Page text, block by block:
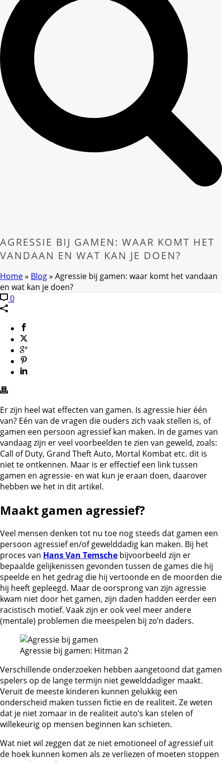
AGRESSIE BIJ GAMEN: WAAR KOMT HET
VANDAAN EN WAT KAN JE DOEN?
Home» Blog» Agressie bij gamen: waar komt het vandaan
en wat kan je doen?
0
Er zijn heel wat effecten van gamen. Is agressie hier één
van? Eén van de vragen die ouders zich vaak stellen is, of
gamen een persoon agressief kan maken. In de games van
vandaag zijn er veel voorbeelden te zien van geweld, zoals:
Call of Duty, Grand Theft Auto, Mortal Kombat etc. dit is
niet te ontkennen. Maar is er effectief een link tussen
gamen en agressie- en wat kun je eraan doen, daarover
hebben we het in dit artikel.
Maakt gamen agressief?
Veel mensen denken tot nu toe nog steeds dat gamen een
persoon agressief en/of gewelddadig kan maken. Bij het
proces van Hans Van Temsche bijvoorbeeld zijn er
bepaalde gelijkenissen gevonden tussen de games die hij
speelde en het gedrag die hij vertoonde en de moorden die
hij heeft gepleegd. Maar de oorsprong van zijn agressie
kwam niet door het gamen, zijn daden hadden eerder een
racistisch motief. Vaak zijn er ook veel meer andere
(mentale) problemen die meespelen bij zo’n daders.
Agressie bij gamen: Hitman 2
Verschillende onderzoeken hebben aangetoond dat gamen
spelers op de lange termijn niet gewelddadiger maakt.
Veruit de meeste kinderen kunnen gelukkig een
onderscheid maken tussen fictie en de realiteit. Ze weten
dat je niet zomaar in de realiteit auto’s kan stelen of
willekeurig op mensen beginnen kan schieten.
Wat niet wil zeggen dat ze niet emotioneel of agressief uit
de hoek kunnen komen als ze verliezen of moeten stoppen